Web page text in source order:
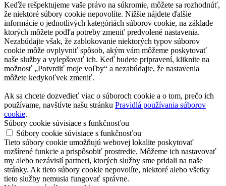
Keďže rešpektujeme vaše právo na súkromie, môžete sa rozhodnúť,
že niektoré súbory cookie nepovolíte. Nižšie nájdete ďalšie
informácie o jednotlivých kategóriách súborov cookie, na základe
ktorých môžete podľa potreby zmeniť predvolené nastavenia.
Nezabúdajte však, že zablokovanie niektorých typov súborov
cookie môže ovplyvniť spôsob, akým vám môžeme poskytovať
naše služby a vylepšovať ich. Keď budete pripravení, kliknite na
možnosť „Potvrdiť moje voľby“ a nezabúdajte, že nastavenia
môžete kedykoľvek zmeniť.
Ak sa chcete dozvedieť viac o súboroch cookie a o tom, prečo ich
používame, navštívte našu stránku Pravidlá používania súborov
cookie.
Súbory cookie súvisiace s funkčnosťou
Súbory cookie súvisiace s funkčnosťou
Tieto súbory cookie umožňujú webovej lokalite poskytovať
rozšírené funkcie a prispôsobiť prostredie. Môžeme ich nastavovať
my alebo nezávislí partneri, ktorých služby sme pridali na naše
stránky. Ak tieto súbory cookie nepovolíte, niektoré alebo všetky
tieto služby nemusia fungovať správne.